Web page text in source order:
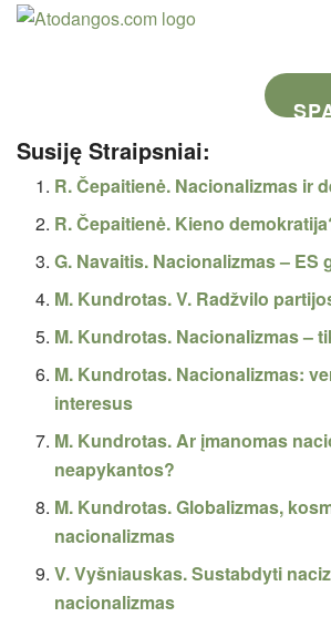
Susiję Straipsniai:
R. Čepaitienė. Nacionalizmas ir
R. Čepaitienė. Kieno
G. Navaitis. Nacionalizmas – ES
M. Kundrotas. V. Radžvilo
M. Kundrotas. Nacionalizmas –
M. Kundrotas. Nacionalizmas:
interesus
M. Kundrotas. Ar įmanomas
neapykantos?
M. Kundrotas. Globalizmas,
nacionalizmas
V. Vyšniauskas. Sustabdyti
nacionalizmas